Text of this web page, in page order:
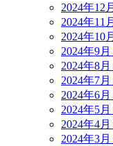
2024年12
2024年11
2024年10
2024年9月
2024年8月
2024年7月
2024年6月
2024年5月
2024年4月
2024年3月